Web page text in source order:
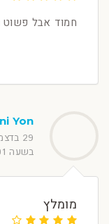
חמוד אבל פשוט
Yon
29 בדצמבר 2016
בשעה 09:01
מומלץ